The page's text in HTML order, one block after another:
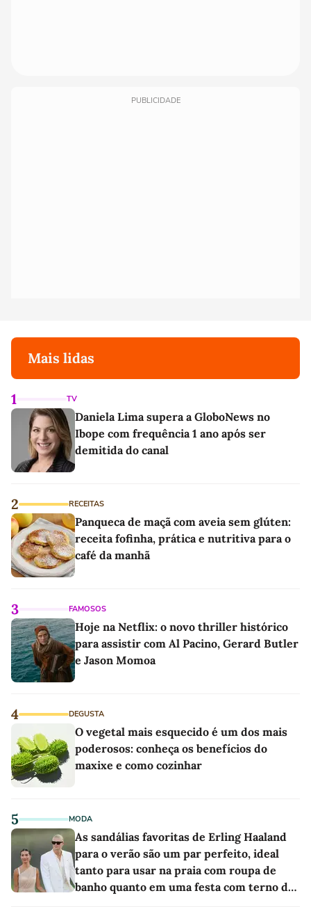
PUBLICIDADE
Mais lidas
1 TV
Daniela Lima supera a GloboNews no
Ibope com frequência 1 ano após ser
demitida do canal
2 RECEITAS
Panqueca de maçã com aveia sem glúten:
receita fofinha, prática e nutritiva para o
café da manhã
3 FAMOSOS
Hoje na Netflix: o novo thriller histórico
para assistir com Al Pacino, Gerard Butler
e Jason Momoa
4 DEGUSTA
O vegetal mais esquecido é um dos mais
poderosos: conheça os benefícios do
maxixe e como cozinhar
5 MODA
As sandálias favoritas de Erling Haaland
para o verão são um par perfeito, ideal
tanto para usar na praia com roupa de
banho quanto em uma festa com terno de